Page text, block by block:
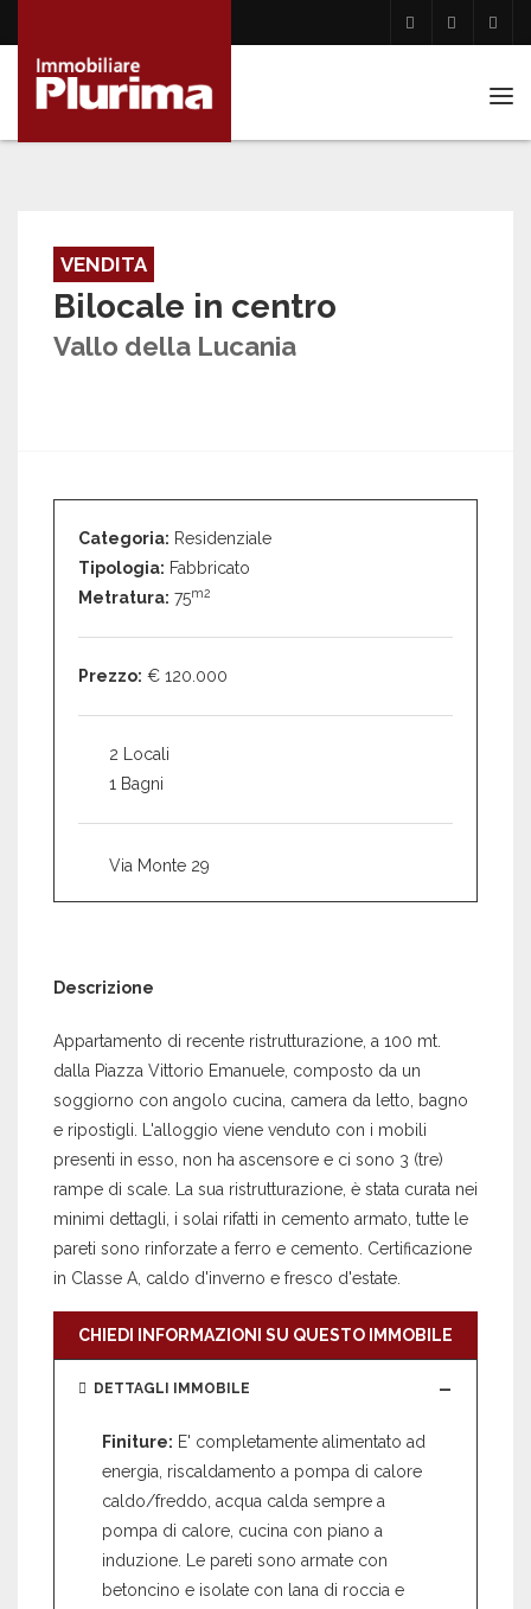
VENDITA
Bilocale in centro
Vallo della Lucania
Categoria: Residenziale
Tipologia: Fabbricato
Metratura: 75m2
Prezzo: € 120.000
2 Locali
1 Bagni
Via Monte 29
Descrizione
Appartamento di recente ristrutturazione, a 100 mt.
dalla Piazza Vittorio Emanuele, composto da un
soggiorno con angolo cucina, camera da letto, bagno
e ripostigli. L'alloggio viene venduto con i mobili
presenti in esso, non ha ascensore e ci sono 3 (tre)
rampe di scale. La sua ristrutturazione, è stata curata nei
minimi dettagli, i solai rifatti in cemento armato, tutte le
pareti sono rinforzate a ferro e cemento. Certificazione
in Classe A, caldo d'inverno e fresco d'estate.
CHIEDI INFORMAZIONI SU QUESTO IMMOBILE
DETTAGLI IMMOBILE
Finiture: E' completamente alimentato ad
energia, riscaldamento a pompa di calore
caldo/freddo, acqua calda sempre a
pompa di calore, cucina con piano a
induzione. Le pareti sono armate con
betoncino e isolate con lana di roccia e